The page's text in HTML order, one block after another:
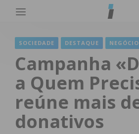
SOCIEDADE DESTAQUE
Campanha
a Quem
reúne mais
donativos